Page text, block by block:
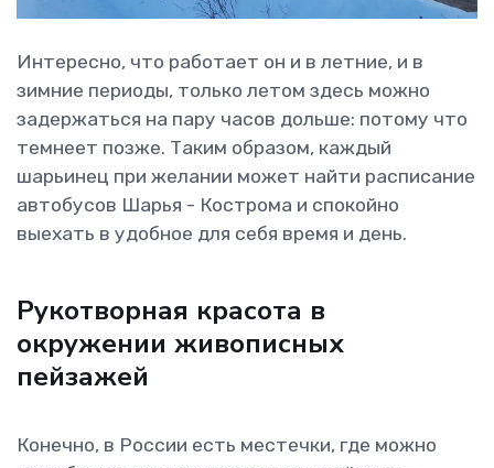
Интересно, что работает он и в летние, и в
зимние периоды, только летом здесь можно
задержаться на пару часов дольше: потому что
темнеет позже. Таким образом, каждый
шарьинец при желании может найти расписание
автобусов Шарья - Кострома и спокойно
выехать в удобное для себя время и день.
Рукотворная красота в
окружении живописных
пейзажей
Конечно, в России есть местечки, где можно